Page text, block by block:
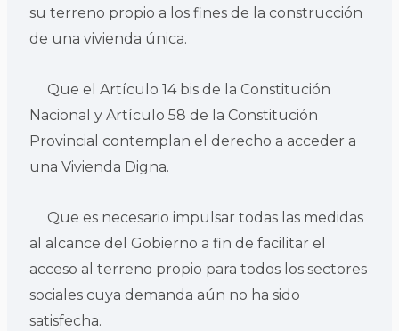
su terreno propio a los fines de la construcción
de una vivienda única.
Que el Artículo 14 bis de la Constitución
Nacional y Artículo 58 de la Constitución
Provincial contemplan el derecho a acceder a
una Vivienda Digna.
Que es necesario impulsar todas las medidas
al alcance del Gobierno a fin de facilitar el
acceso al terreno propio para todos los sectores
sociales cuya demanda aún no ha sido
satisfecha.